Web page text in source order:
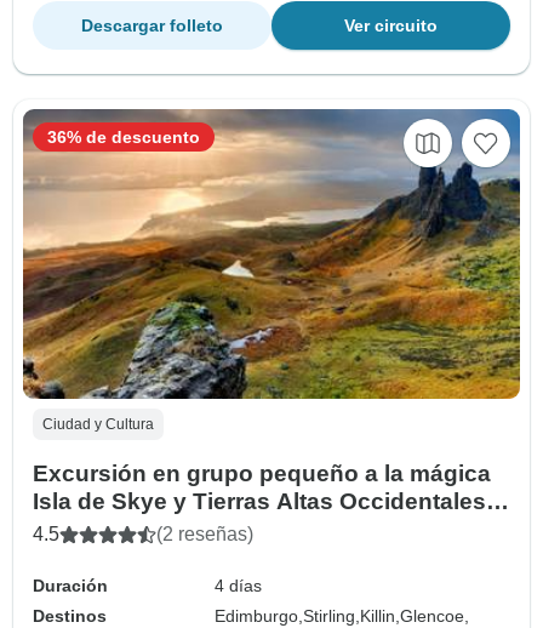
Ver circuito
Descargar folleto
Ciudad y Cultura
Excursión en grupo pequeño a la mágica
Isla de Skye y Tierras Altas Occidentales -
4 Días
4.5 (2 reseñas)
Duración
4 días
Destinos
Edimburgo,Stirling,Killin,Glencoe,
36% de descuento